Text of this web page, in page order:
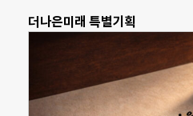
더나은미래 특별기획